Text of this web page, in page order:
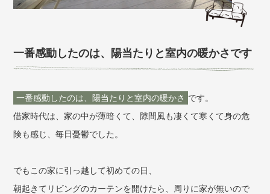
一番感動したのは、陽当たりと室内の暖かさです
一番感動したのは、陽当たりと室内の暖かさ です。
借家時代は、家の中が薄暗くて、隙間風も凄くて寒くて身の危
険も感じ、毎日憂鬱でした。
でもこの家に引っ越して初めての日、
朝起きてリビングのカーテンを開けたら、周りに家が無いので